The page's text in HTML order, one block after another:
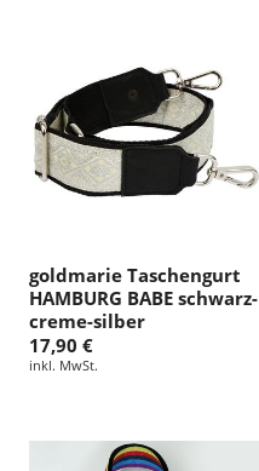
goldmarie Taschengurt
HAMBURG BABE schwarz-
creme-silber
17,90 €
inkl. MwSt.